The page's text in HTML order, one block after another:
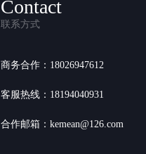
Contact
联系方式
商务合作：18026947612
客服热线：18194040931
合作邮箱：kemean@126.com